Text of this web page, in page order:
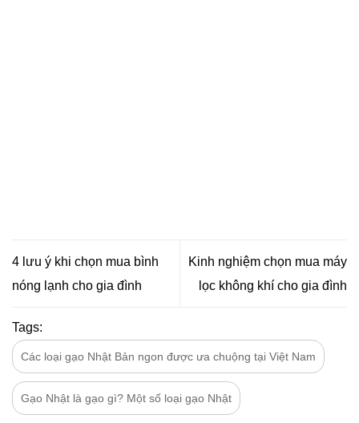
4 lưu ý khi chọn mua bình
nóng lạnh cho gia đình
Kinh nghiệm chọn mua máy
lọc không khí cho gia đình
Tags:
Các loại gạo Nhật Bản ngon được ưa chuộng tại Việt Nam
Gạo Nhật là gạo gì? Một số loại gạo Nhật